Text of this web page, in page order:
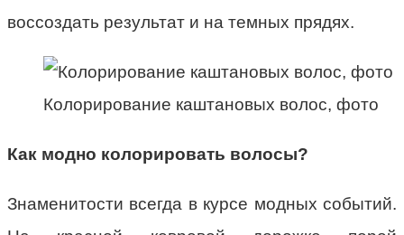
воссоздать результат и на темных прядях.
Колорирование каштановых волос, фото
Как модно колорировать волосы?
Знаменитости всегда в курсе модных событий.